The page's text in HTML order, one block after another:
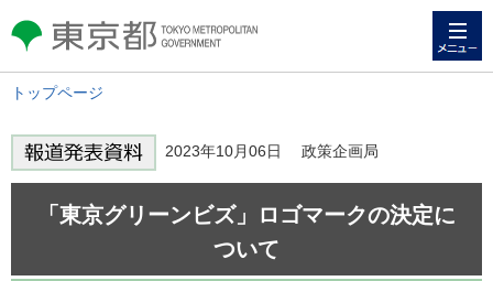
東京都 TOKYO METROPOLITAN
GOVERNMENT
トップページ
2023年10月06日 政策企画局
「東京グリーンビズ」ロゴマークの決定に
ついて